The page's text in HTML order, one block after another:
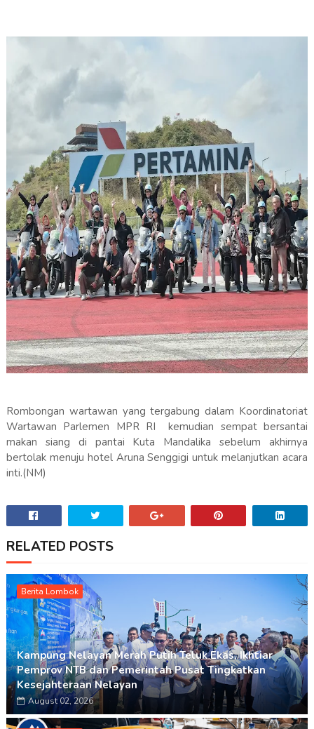
Rombongan wartawan yang tergabung dalam Koordinatoriat
Wartawan Parlemen MPR RI kemudian sempat bersantai
makan siang di pantai Kuta Mandalika sebelum akhirnya
bertolak menuju hotel Aruna Senggigi untuk melanjutkan acara
inti.(NM)
RELATED POSTS
Berita Lombok
Kampung Nelayan Merah Putih Teluk Ekas, Ikhtiar
Pemprov NTB dan Pemerintah Pusat Tingkatkan
Kesejahteraan Nelayan
August 02, 2026